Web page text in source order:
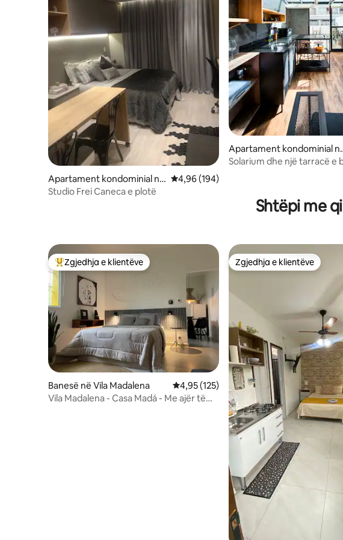
Apartament kondominial në
Bela Vista
Vlerësimi mesatar 4,96 nga 5, 194
4,96 (194)
Studio Frei Caneca e plotë
Apartament kondominial
Republika
Solarium dhe një tarracë e
Shtëpi me
Më të mirat e zgjedhjeve të klientëve
Zgjedhja e klientëve
Banesë në Vila Madalena Vlerësimi mesatar 4,95 nga 5, 125
4,95 (125)
Vila Madalena - Casa Madá - Me ajër të
Zgjedhja e klientëve
Zgjedhja e klientëve